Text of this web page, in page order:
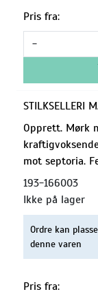
Pris fra:
-
STILKSELLERI
Opprett. Mørk
mot septoria.
193-166003
Ikke på lager
Ordre kan
denne varen
Pris fra: